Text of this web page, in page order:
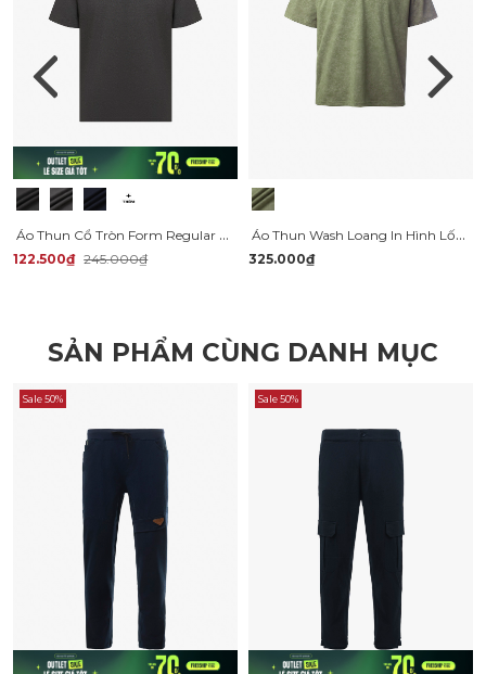
Áo Thun Cổ Tròn Form Regular AT152
122.500₫ 245.000₫
Áo Thun Wash Loang In Hình Lốc Xoáy Form Relax AT173
325.000₫
SẢN PHẨM CÙNG DANH MỤC
Sale 50% Sale 50%